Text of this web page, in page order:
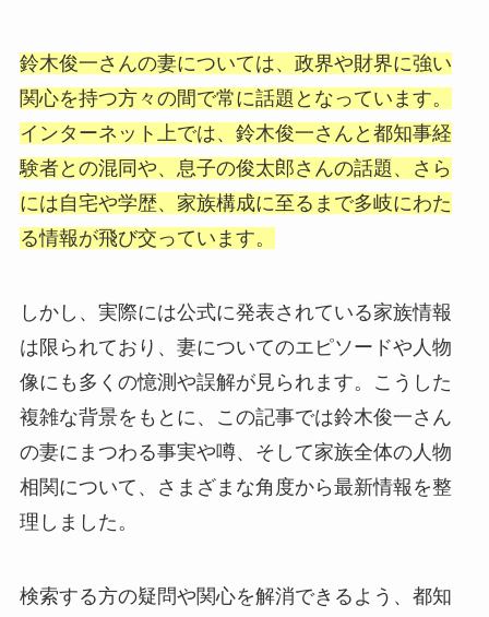
鈴木俊一さんの妻については、政界や財界に強い
関心を持つ方々の間で常に話題となっています。
インターネット上では、鈴木俊一さんと都知事経
験者との混同や、息子の俊太郎さんの話題、さら
には自宅や学歴、家族構成に至るまで多岐にわた
る情報が飛び交っています。
しかし、実際には公式に発表されている家族情報
は限られており、妻についてのエピソードや人物
像にも多くの憶測や誤解が見られます。こうした
複雑な背景をもとに、この記事では鈴木俊一さん
の妻にまつわる事実や噂、そして家族全体の人物
相関について、さまざまな角度から最新情報を整
理しました。
検索する方の疑問や関心を解消できるよう、都知